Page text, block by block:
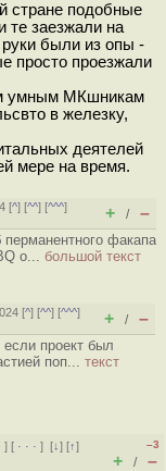
стране подобные
те заезжали на
руки были из опы -
просто проезжали
умным МКшникам
в железку,
деятелей
мере на время.
[^] [^^] [^^^]
+ / –
факапа
о... большой текст
[^] [^^] [^^^]
+ / –
если проект был
поп... текст
] [ · · ·][↓] [↑]
–3
+ / –